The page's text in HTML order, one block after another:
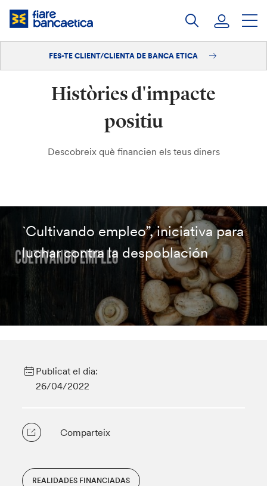
Salta
Iniciar sessió
Fes-te'n client/clienta
FES-TE CLIENT/CLIENTA DE BANCA ETICA
Històries d'impacte
positiu
Descobreix què financien els teus diners
`Cultivando empleo”, iniciativa para
luchar contra la despoblación
Publicat el dia:
26/04/2022
Comparteix
REALIDADES FINANCIADAS